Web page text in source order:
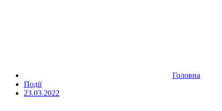
Головна
Події
23.03.2022